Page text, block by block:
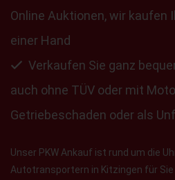
Online Auktionen, wir kaufen
einer Hand
Verkaufen Sie ganz
auch ohne TÜV oder mit
Getriebeschaden oder als
Unser PKW Ankauf ist rund um die
Autotransportern in Kitzingen für